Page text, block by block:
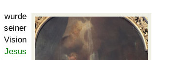
Jesus